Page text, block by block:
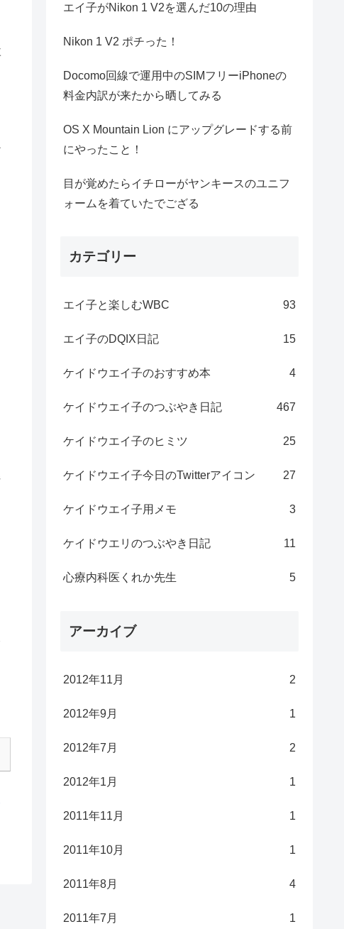
エイ子がNikon 1 V2を選んだ10の理由
Nikon 1 V2 ポチった！
Docomo回線で運用中のSIMフリーiPhoneの
料金内訳が来たから晒してみる
OS X Mountain Lion にアップグレードする前
にやったこと！
目が覚めたらイチローがヤンキースのユニフ
ォームを着ていたでござる
カテゴリー
エイ子と楽しむWBC 93
エイ子のDQIX日記 15
ケイドウエイ子のおすすめ本 4
ケイドウエイ子のつぶやき日記 467
ケイドウエイ子のヒミツ 25
ケイドウエイ子今日のTwitterアイコン 27
ケイドウエイ子用メモ 3
ケイドウエリのつぶやき日記 11
心療内科医くれか先生 5
アーカイブ
2012年11月 2
2012年9月 1
2012年7月 2
2012年1月 1
2011年11月 1
2011年10月 1
2011年8月 4
2011年7月 1